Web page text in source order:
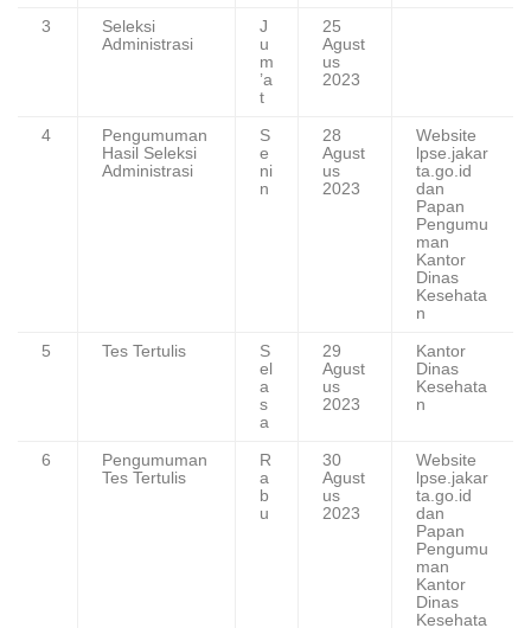
3
Seleksi
Administrasi
J
u
m
’a
t
25
Agust
us
2023
4
Pengumuman
Hasil Seleksi
Administrasi
S
e
ni
n
28
Agust
us
2023
Website
lpse.jakar
ta.go.id
dan
Papan
Pengumu
man
Kantor
Dinas
Kesehata
n
5 Tes Tertulis
S
el
a
s
a
29
Agust
us
2023
Kantor
Dinas
Kesehata
n
6
Pengumuman
Tes Tertulis
R
a
b
u
30
Agust
us
2023
Website
lpse.jakar
ta.go.id
dan
Papan
Pengumu
man
Kantor
Dinas
Kesehata